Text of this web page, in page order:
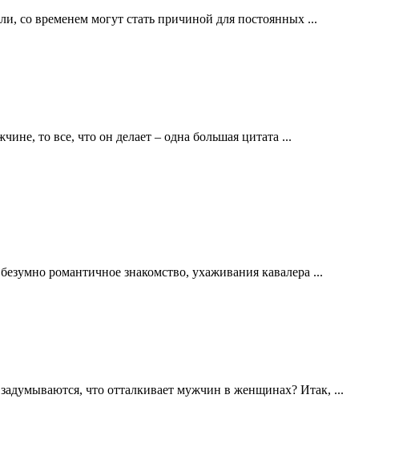
со временем могут стать причиной для постоянных ...
то все, что он делает – одна большая цитата ...
романтичное знакомство, ухаживания кавалера ...
что отталкивает мужчин в женщинах? Итак, ...